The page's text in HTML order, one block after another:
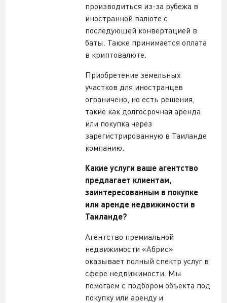
производиться из-за рубежа в
иностранной валюте с
последующей конвертацией в
баты. Также принимается оплата
в криптовалюте.
Приобретение земельных
участков для иностранцев
ограничено, но есть решения,
такие как долгосрочная аренда
или покупка через
зарегистрированную в Таиланде
компанию.
Какие услуги ваше агентство
предлагает клиентам,
заинтересованным в покупке
или аренде недвижимости в
Таиланде?
Агентство премиальной
недвижимости «Абрис»
оказывает полный спектр услуг в
сфере недвижимости. Мы
помогаем с подбором объекта под
покупку или аренду и